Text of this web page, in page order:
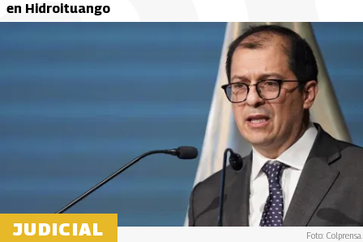
en Hidroituango
JUDICIAL Foto: Colprensa.